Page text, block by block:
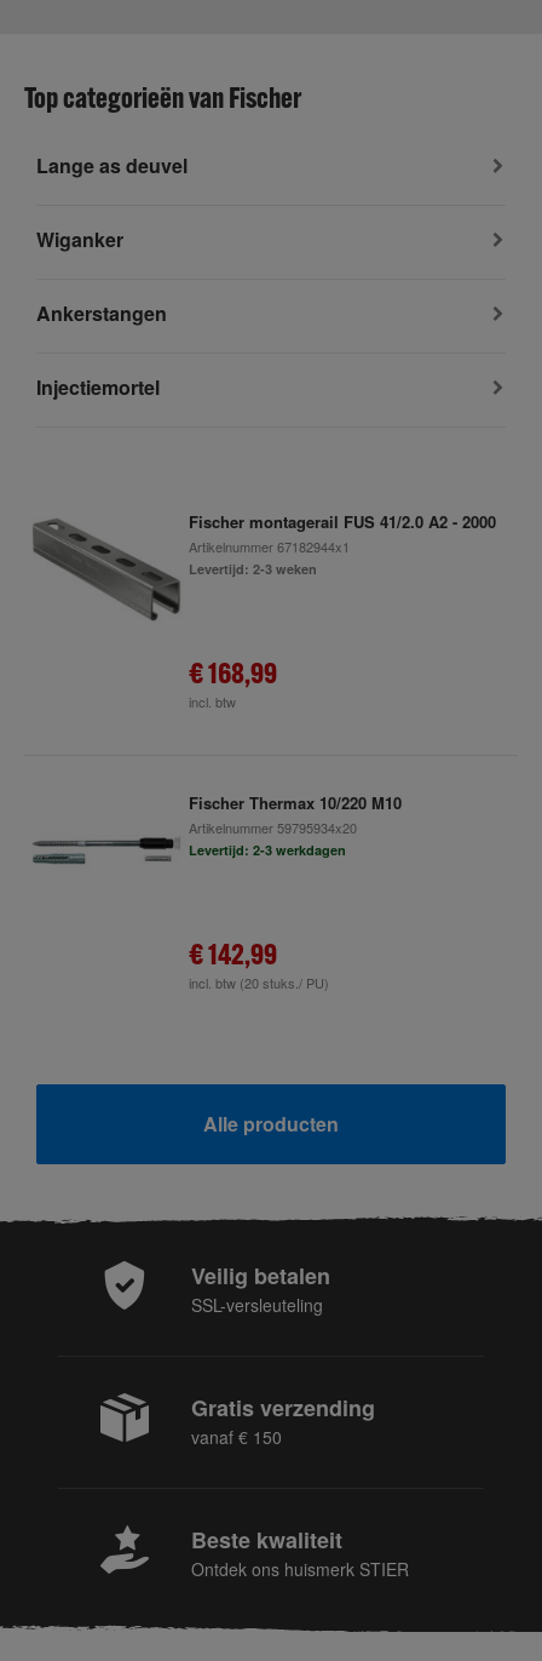
Top categorieën van Fischer
Lange as deuvel
Wiganker
Ankerstangen
Injectiemortel
Fischer montagerail FUS 41/2.0 A2 - 2000
Artikelnummer67182944x1
Levertijd: 2-3 weken
€ 168,99
incl. btw
Fischer Thermax 10/220 M10
Artikelnummer 59795934x20
Levertijd: 2-3 werkdagen
€ 142,99
incl. btw (20 stuks./ PU)
Alle producten
Veilig betalen
SSL-versleuteling
Gratis verzending
vanaf € 150
Beste kwaliteit
Ontdek ons huismerk STIER